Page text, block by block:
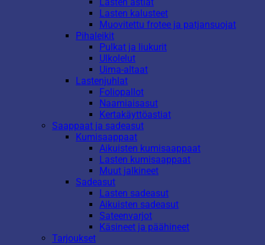
Lasten kalusteet
Muovitettu frotee ja patjansuojat
Pihaleikit
Pulkat ja liukurit
Ulkolelut
Uima-altaat
Lastenjuhlat
Foliopallot
Naamiaisasut
Kertakäyttöastiat
Saappaat ja sadeasut
Kumisaappaat
Aikuisten kumisaappaat
Lasten kumisaappaat
Muut jalkineet
Sadeasut
Lasten sadeasut
Aikuisten sadeasut
Sateenvarjot
Käsineet ja päähineet
Tarjoukset